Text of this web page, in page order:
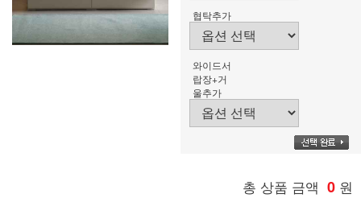
협탁추가
와이드서
랍장+거
울추가
총 상품 금액 0 원